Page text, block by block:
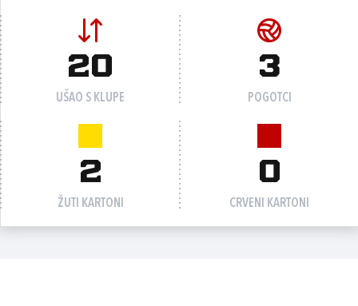
20
UŠAO S KLUPE
3
POGOTCI
2
ŽUTI KARTONI
0
CRVENI KARTONI